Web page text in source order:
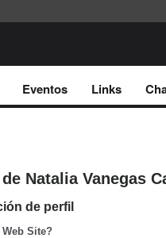
Eventos Links
Natalia Vanegas
de perfil
Site?